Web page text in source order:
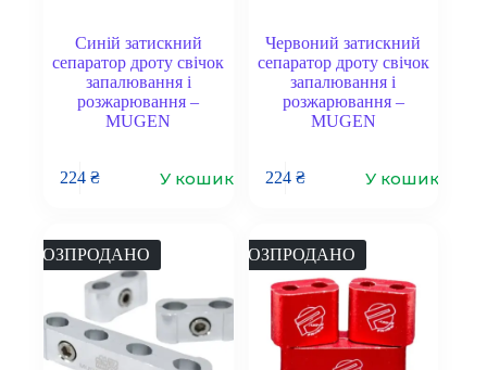
Синій затискний
сепаратор дроту свічок
запалювання і
розжарювання –
MUGEN
224₴ У кошик
Червоний затискний
сепаратор дроту свічок
запалювання і
розжарювання –
MUGEN
224 ₴ У кошик
РОЗПРОДАНО РОЗПРОДАНО